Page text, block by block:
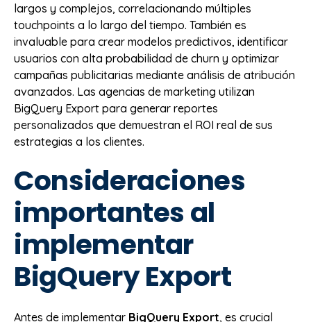
largos y complejos, correlacionando múltiples
touchpoints a lo largo del tiempo. También es
invaluable para crear modelos predictivos, identificar
usuarios con alta probabilidad de churn y optimizar
campañas publicitarias mediante análisis de atribución
avanzados. Las agencias de marketing utilizan
BigQuery Export para generar reportes
personalizados que demuestran el ROI real de sus
estrategias a los clientes.
Consideraciones
importantes al
implementar
BigQuery Export
Antes de implementar BigQuery Export, es crucial